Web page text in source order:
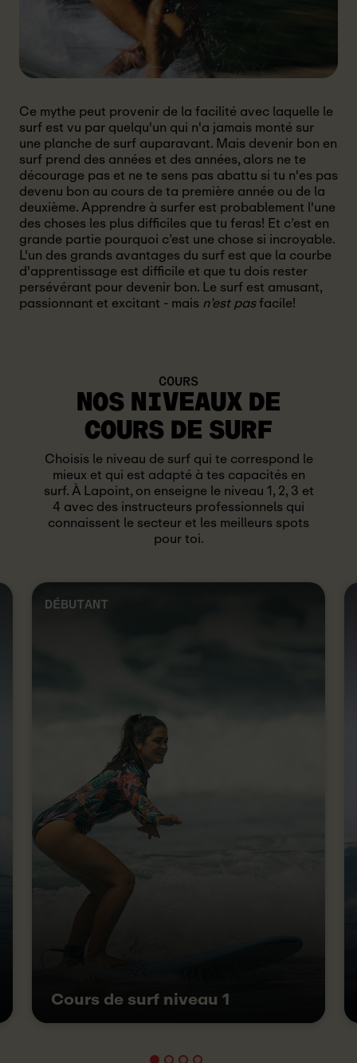
Ce mythe peut provenir de la facilité avec laquelle le
surf est vu par quelqu'un qui n'a jamais monté sur
une planche de surf auparavant. Mais devenir bon en
surf prend des années et des années, alors ne te
décourage pas et ne te sens pas abattu si tu n'es pas
devenu bon au cours de ta première année ou de la
deuxième. Apprendre à surfer est probablement l'une
des choses les plus difficiles que tu feras! Et c’est en
grande partie pourquoi c’est une chose si incroyable.
L'un des grands avantages du surf est que la courbe
d'apprentissage est difficile et que tu dois rester
persévérant pour devenir bon. Le surf est amusant,
passionnant et excitant - maisn’est pasfacile!
COURS
NOS NIVEAUX DE
COURS DE SURF
Choisis le niveau de surf qui te correspond le
mieux et qui est adapté à tes capacités en
surf. À Lapoint, on enseigne le niveau 1, 2, 3 et
4 avec des instructeurs professionnels qui
connaissent le secteur et les meilleurs spots
pour toi.
DÉBUTANT
Cours de surf niveau 1